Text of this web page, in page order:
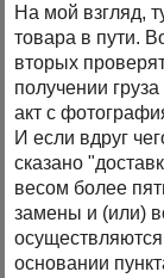
На мой взгляд,
товара в пути.
вторых
получении
акт с
И если вдруг
сказано
весом более
замены и (или)
основании